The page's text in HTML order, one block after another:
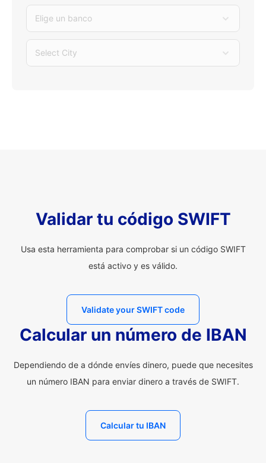
Elige un banco
Select City
Validar tu código SWIFT
Usa esta herramienta para comprobar si un código SWIFT
está activo y es válido.
Validate your SWIFT code
Calcular un número de IBAN
Dependiendo de a dónde envíes dinero, puede que necesites
un número IBAN para enviar dinero a través de SWIFT.
Calcular tu IBAN